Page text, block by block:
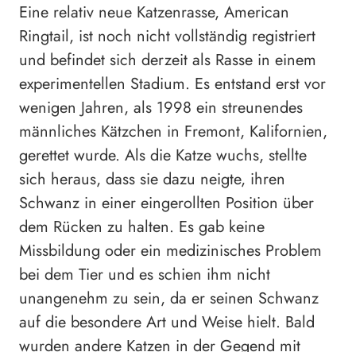
Eine relativ neue Katzenrasse, American
Ringtail, ist noch nicht vollständig registriert
und befindet sich derzeit als Rasse in einem
experimentellen Stadium. Es entstand erst vor
wenigen Jahren, als 1998 ein streunendes
männliches Kätzchen in Fremont, Kalifornien,
gerettet wurde. Als die Katze wuchs, stellte
sich heraus, dass sie dazu neigte, ihren
Schwanz in einer eingerollten Position über
dem Rücken zu halten. Es gab keine
Missbildung oder ein medizinisches Problem
bei dem Tier und es schien ihm nicht
unangenehm zu sein, da er seinen Schwanz
auf die besondere Art und Weise hielt. Bald
wurden andere Katzen in der Gegend mit